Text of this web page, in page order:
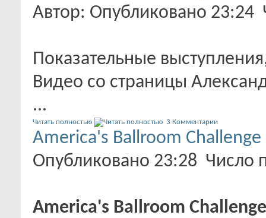
Автор: Опубликовано
Показательные
Видео со страницы
...
Читать полностью 3 Комментарии
America's Ballroom
Опубликовано 23:28 Число
America's Ballroom